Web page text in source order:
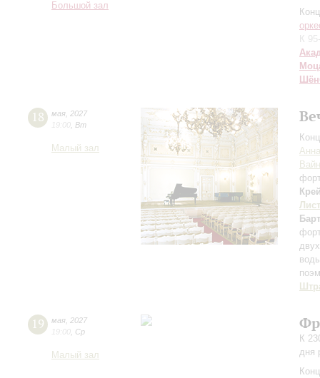
Большой зал
К
18 мая 2027
19:00 Вт
Малый зал
Лист
19 мая 2027
19:00 Ср
Малый зал
К
дня